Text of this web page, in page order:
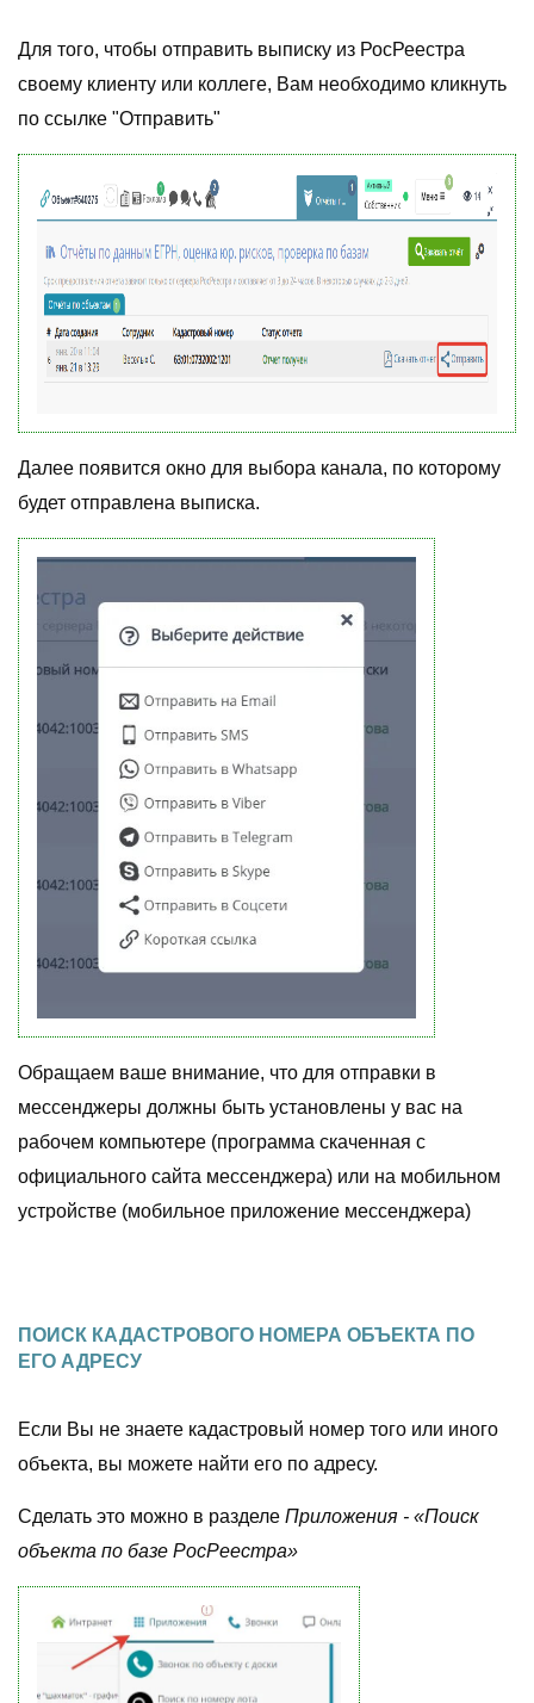
Для того, чтобы отправить выписку из РосРеестра
своему клиенту или коллеге, Вам необходимо кликнуть
по ссылке "Отправить"
Далее появится окно для выбора канала, по которому
будет отправлена выписка.
Обращаем ваше внимание, что для отправки в
мессенджеры должны быть установлены у вас на
рабочем компьютере (программа скаченная с
официального сайта мессенджера) или на мобильном
устройстве (мобильное приложение мессенджера)
ПОИСК КАДАСТРОВОГО НОМЕРА ОБЪЕКТА ПО
ЕГО АДРЕСУ
Если Вы не знаете кадастровый номер того или иного
объекта, вы можете найти его по адресу.
Сделать это можно в разделе Приложения - «Поиск
объекта по базе РосРеестра»